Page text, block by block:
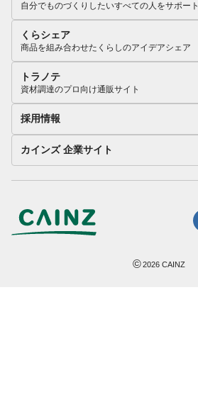
自分でものづくりしたいすべての人をサポート
くらシェア
商品を組み合わせたくらしのアイデアシェア
トラノテ
資材調達のプロ向け通販サイト
採用情報
カインズ 企業サイト
©2026 CAINZ